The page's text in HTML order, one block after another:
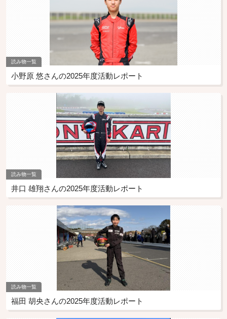
読み物一覧
小野原 悠さんの2025年度活動レポート
読み物一覧
井口 雄翔さんの2025年度活動レポート
読み物一覧
福田 胡央さんの2025年度活動レポート